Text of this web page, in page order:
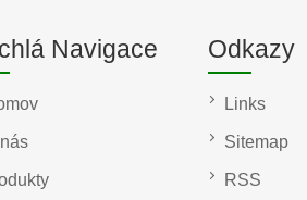
Navigace Odkazy
Links
Sitemap
RSS